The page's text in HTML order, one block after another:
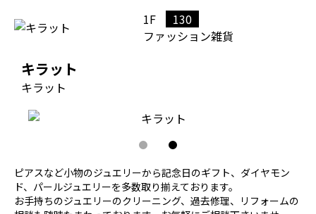
1 2
1F
130
ファッション雑貨
キラット
キラット
ピアスなど小物のジュエリーから記念日のギフト、ダイヤモン
ド、パールジュエリーを多数取り揃えております。
お手持ちのジュエリーのクリーニング、過去修理、リフォームの